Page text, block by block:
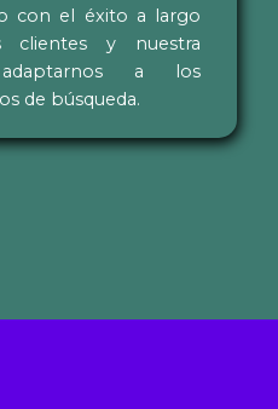
con el éxito a largo
clientes y nuestra
a los
de búsqueda.